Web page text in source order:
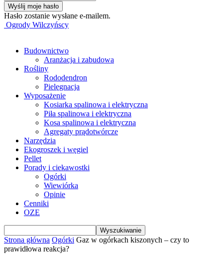
Hasło zostanie wysłane e-mailem.
Ogrody Wilczyńscy
Budownictwo
Aranżacja i zabudowa
Rośliny
Rododendron
Pielęgnacja
Wyposażenie
Kosiarka spalinowa i elektryczna
Piła spalinowa i elektryczna
Kosa spalinowa i elektryczna
Agregaty prądotwórcze
Narzędzia
Ekogroszek i węgiel
Pellet
Porady i ciekawostki
Ogórki
Wiewiórka
Opinie
Cenniki
OZE
Strona główna Ogórki Gaz w ogórkach kiszonych – czy to
prawidłowa reakcja?